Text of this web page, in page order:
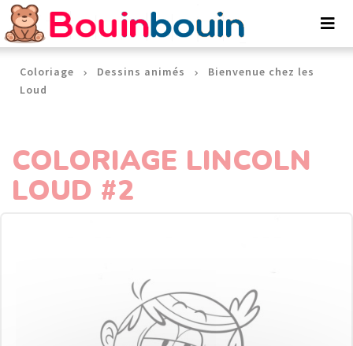
Coloriage Dessins animés
Bienvenue chez les
Loud
COLORIAGE LINCOLN
LOUD #2
Panneau de gestion des cookies